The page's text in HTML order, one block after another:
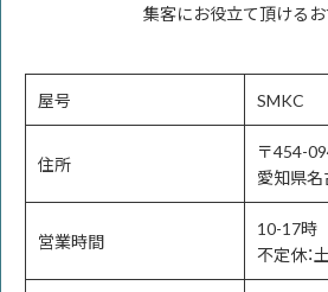
集客にお役立て頂ける
屋号 SMKC
住所
〒454-
愛知県
営業時間
10-17時
不定休：